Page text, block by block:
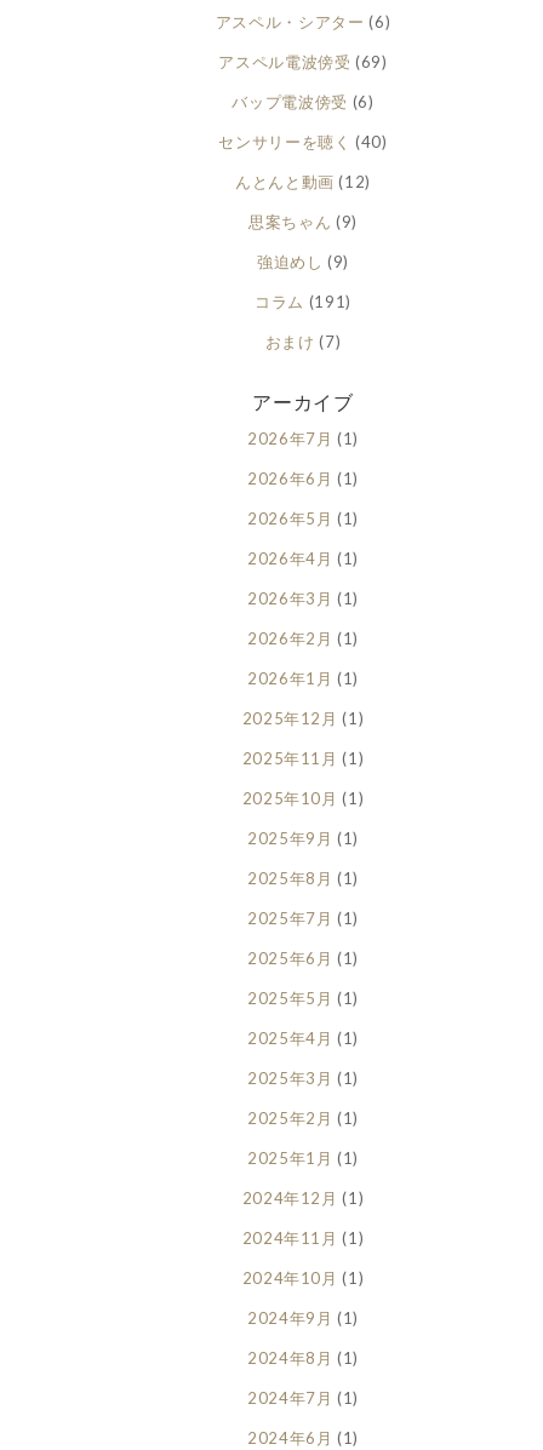
アスペル・シアター (6)
アスペル電波傍受 (69)
バップ電波傍受 (6)
センサリーを聴く (40)
んとんと動画 (12)
思案ちゃん (9)
強迫めし (9)
コラム (191)
おまけ (7)
アーカイブ
2026年7月 (1)
2026年6月 (1)
2026年5月 (1)
2026年4月 (1)
2026年3月 (1)
2026年2月 (1)
2026年1月 (1)
2025年12月 (1)
2025年11月 (1)
2025年10月 (1)
2025年9月 (1)
2025年8月 (1)
2025年7月 (1)
2025年6月 (1)
2025年5月 (1)
2025年4月 (1)
2025年3月 (1)
2025年2月 (1)
2025年1月 (1)
2024年12月 (1)
2024年11月 (1)
2024年10月 (1)
2024年9月 (1)
2024年8月 (1)
2024年7月 (1)
2024年6月 (1)